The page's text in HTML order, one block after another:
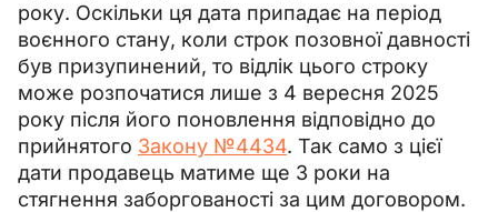
року. Оскільки ця дата припадає на період
воєнного стану, коли строк позовної давності
був призупинений, то відлік цього строку
може розпочатися лише з 4 вересня 2025
року після його поновлення відповідно до
прийнятого Закону №4434. Так само з цієї
дати продавець матиме ще 3 роки на
стягнення заборгованості за цим договором.